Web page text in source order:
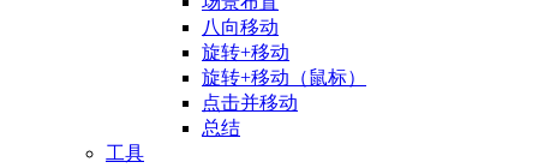
八向移动
旋转+移动
旋转+移动（鼠标）
点击并移动
总结
工具